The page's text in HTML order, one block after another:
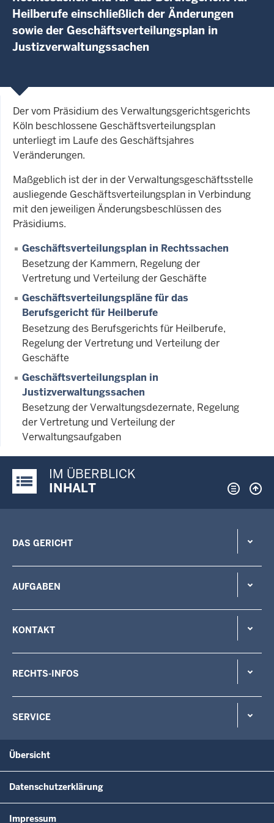
Heilberufe einschließlich der Änderungen
sowie der Geschäftsverteilungsplan in
Justizverwaltungssachen
Der vom Präsidium des Verwaltungsgerichtsgerichts
Köln beschlossene Geschäftsverteilungsplan
unterliegt im Laufe des Geschäftsjahres
Veränderungen.
Maßgeblich ist der in der Verwaltungsgeschäftsstelle
ausliegende Geschäftsverteilungsplan in Verbindung
mit den jeweiligen Änderungsbeschlüssen des
Präsidiums.
Geschäftsverteilungsplan in Rechtssachen
Besetzung der Kammern, Regelung der
Vertretung und Verteilung der Geschäfte
Geschäftsverteilungspläne für das
Berufsgericht für Heilberufe
Besetzung des Berufsgerichts für Heilberufe,
Regelung der Vertretung und Verteilung der
Geschäfte
Geschäftsverteilungsplan in
Justizverwaltungssachen
Besetzung der Verwaltungsdezernate, Regelung
der Vertretung und Verteilung der
Verwaltungsaufgaben
Justiz-Portal im Überblick:
IM ÜBERBLICK
INHALT
DAS GERICHT
AUFGABEN
KONTAKT
RECHTS-INFOS
SERVICE
Übersicht
Datenschutzerklärung
Impressum